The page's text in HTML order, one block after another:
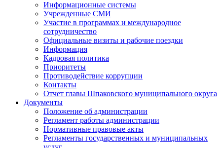
Информационные системы
Учрежденные СМИ
Участие в программах и международное
сотрудничество
Официальные визиты и рабочие поездки
Информация
Кадровая политика
Приоритеты
Противодействие коррупции
Контакты
Отчет главы Шпаковского муниципального округа
Документы
Положение об администрации
Регламент работы администрации
Нормативные правовые акты
Регламенты государственных и муниципальных